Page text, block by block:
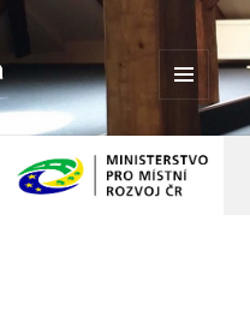
MENU
WIDGETY